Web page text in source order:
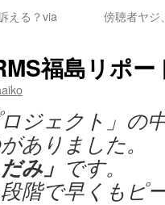
える？via
傍聴者ヤ
福島リポー
ロジェクト」の
ありました。
み」 です。
階で早くもピ